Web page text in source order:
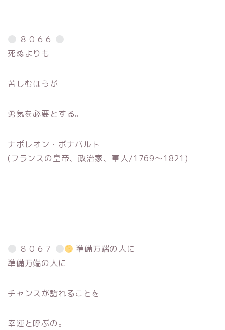
８０６６
死ぬよりも
苦しむほうが
勇気を必要とする。
ナポレオン・ボナバルト
(フランスの皇帝、政治家、軍人/1769〜1821)
８０６７
準備万端の人に
準備万端の人に
チャンスが訪れることを
幸運と呼ぶの。